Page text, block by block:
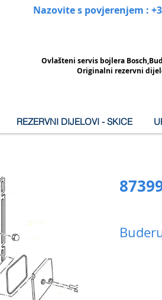
Nazovite s povjerenjem :
Ovlašteni servis bojlera
Originalni rezervni
REZERVNI DIJELOVI - SKICE